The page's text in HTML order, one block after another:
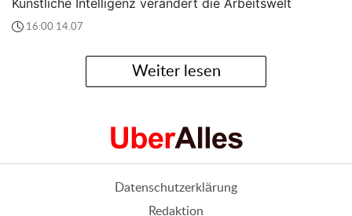
Künstliche Intelligenz verändert die Arbeitswelt
16:00 14.07
Weiter lesen
Datenschutzerklärung
Redaktion